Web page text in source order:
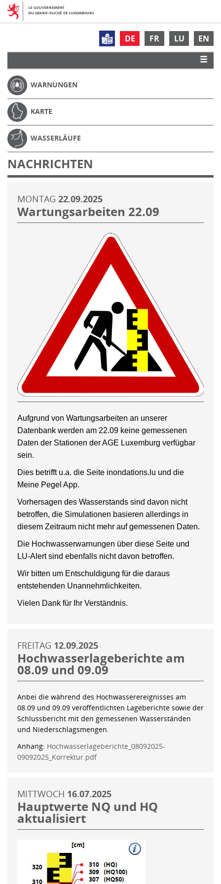
DE FR LU EN
WARNUNGEN
KARTE
WASSERLÄUFE
NACHRICHTEN
MONTAG 22.09.2025
Wartungsarbeiten 22.09
Aufgrund von Wartungsarbeiten an unserer
Datenbank werden am 22.09 keine gemessenen
Daten der Stationen der AGE Luxemburg verfügbar
sein.
Dies betrifft u.a. die Seite inondations.lu und die
Meine Pegel App.
Vorhersagen des Wasserstands sind davon nicht
betroffen, die Simulationen basieren allerdings in
diesem Zeitraum nicht mehr auf gemessenen Daten.
Die Hochwasserwarnungen über diese Seite und
LU-Alert sind ebenfalls nicht davon betroffen.
Wir bitten um Entschuldigung für die daraus
entstehenden Unannehmlichkeiten.
Vielen Dank für Ihr Verständnis.
FREITAG 12.09.2025
Hochwasserlageberichte am
08.09 und 09.09
Anbei die während des Hochwasserereignisses am
08.09 und 09.09 veröffentlichten Lageberichte sowie der
Schlussbericht mit den gemessenen Wasserständen
und Niederschlagsmengen.
Anhang: Hochwasserlageberichte_08092025-
09092025_Korrektur.pdf
MITTWOCH 16.07.2025
Hauptwerte NQ und HQ
aktualisiert